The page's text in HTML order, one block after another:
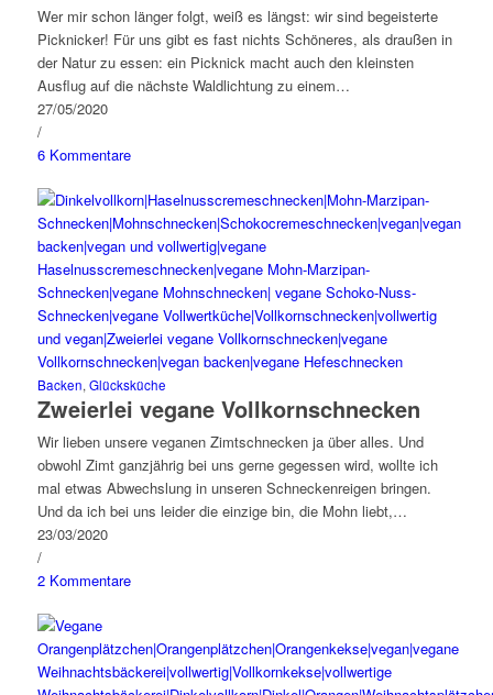
Wer mir schon länger folgt, weiß es längst: wir sind begeisterte
Picknicker! Für uns gibt es fast nichts Schöneres, als draußen in
der Natur zu essen: ein Picknick macht auch den kleinsten
Ausflug auf die nächste Waldlichtung zu einem…
27/05/2020
/
6 Kommentare
Backen, Glücksküche
Zweierlei vegane Vollkornschnecken
Wir lieben unsere veganen Zimtschnecken ja über alles. Und
obwohl Zimt ganzjährig bei uns gerne gegessen wird, wollte ich
mal etwas Abwechslung in unseren Schneckenreigen bringen.
Und da ich bei uns leider die einzige bin, die Mohn liebt,…
23/03/2020
/
2 Kommentare